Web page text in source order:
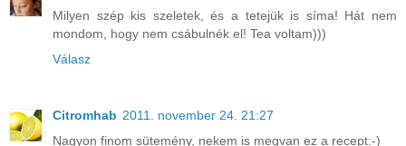
Milyen szép kis szeletek, és a tetejük is síma! Hát nem
mondom, hogy nem csábulnék el! Tea voltam)))
Válasz
Citromhab 2011. november 24. 21:27
Nagyon finom sütemény, nekem is megvan ez a recept:-)